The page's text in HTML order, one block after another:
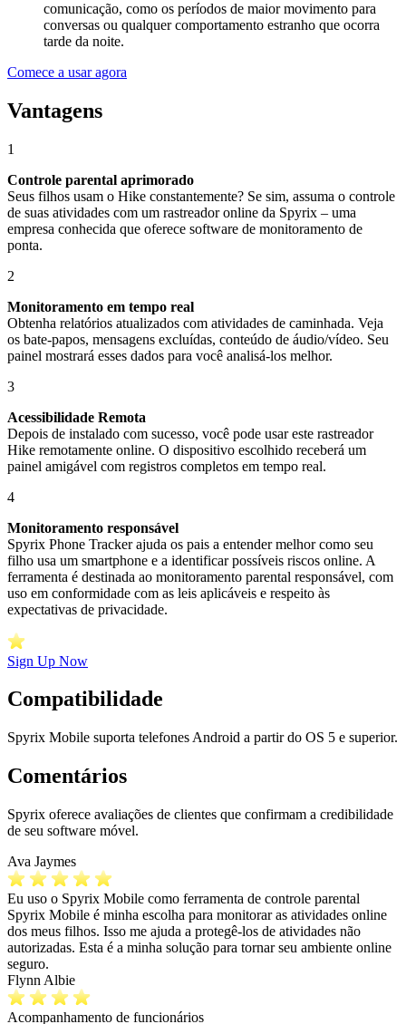
comunicação, como os períodos de maior movimento para
conversas ou qualquer comportamento estranho que ocorra
tarde da noite.
Comece a usar agora
Vantagens
1
Controle parental aprimorado
Seus filhos usam o Hike constantemente? Se sim, assuma o controle
de suas atividades com um rastreador online da Spyrix – uma
empresa conhecida que oferece software de monitoramento de
ponta.
2
Monitoramento em tempo real
Obtenha relatórios atualizados com atividades de caminhada. Veja
os bate-papos, mensagens excluídas, conteúdo de áudio/vídeo. Seu
painel mostrará esses dados para você analisá-los melhor.
3
Acessibilidade Remota
Depois de instalado com sucesso, você pode usar este rastreador
Hike remotamente online. O dispositivo escolhido receberá um
painel amigável com registros completos em tempo real.
4
Monitoramento responsável
Spyrix Phone Tracker ajuda os pais a entender melhor como seu
filho usa um smartphone e a identificar possíveis riscos online. A
ferramenta é destinada ao monitoramento parental responsável, com
uso em conformidade com as leis aplicáveis e respeito às
expectativas de privacidade.
Sign Up Now
Compatibilidade
Spyrix Mobile suporta telefones Android a partir do OS 5 e superior.
Comentários
Spyrix oferece avaliações de clientes que confirmam a credibilidade
de seu software móvel.
Ava Jaymes
Eu uso o Spyrix Mobile como ferramenta de controle parental
Spyrix Mobile é minha escolha para monitorar as atividades online
dos meus filhos. Isso me ajuda a protegê-los de atividades não
autorizadas. Esta é a minha solução para tornar seu ambiente online
seguro.
Flynn Albie
Acompanhamento de funcionários